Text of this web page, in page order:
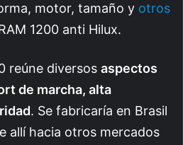
motor, tamaño y otros
1200 anti Hilux.
reúne diversos aspectos
de marcha, alta
. Se fabricaría en Brasil
allí hacia otros mercados